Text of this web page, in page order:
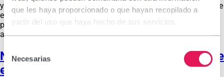
que les haya proporcionado o que hayan recopilado a
partir del uso que haya hecho de sus servicios.
de
consentimiento
Necesarias
y la calefacción interior resecan la fibra capilar provocando que
el cabello aparezca opaco y quebradizo e incluso con
problemas de irritación en el cuero cabelludo. Además,
aumenta el uso del secador …
Nuevo Belcils MED Intensive: doblemente
eficaz para aliviar los síntomas del ojo